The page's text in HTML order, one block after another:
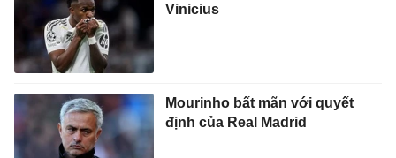
Vinicius
Mourinho bất mãn với quyết
định của Real Madrid